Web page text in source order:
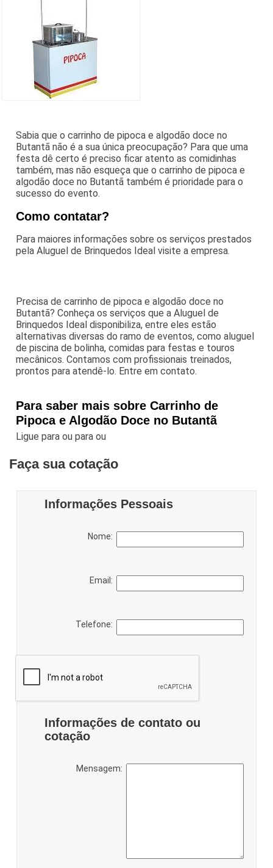
Sabia que o carrinho de pipoca e algodão doce no
Butantã não é a sua única preocupação? Para que uma
festa dê certo é preciso ficar atento as comidinhas
também, mas não esqueça que o carrinho de pipoca e
algodão doce no Butantã também é prioridade para o
sucesso do evento.
Como contatar?
Para maiores informações sobre os serviços prestados
pela Aluguel de Brinquedos Ideal visite a empresa.
Precisa de carrinho de pipoca e algodão doce no
Butantã? Conheça os serviços que a Aluguel de
Brinquedos Ideal disponibiliza, entre eles estão
alternativas diversas do ramo de eventos, como aluguel
de piscina de bolinha, comidas para festas e touros
mecânicos. Contamos com profissionais treinados,
prontos para atendê-lo. Entre em contato.
Para saber mais sobre Carrinho de
Pipoca e Algodão Doce no Butantã
Ligue paraou paraou
Faça sua cotação
Informações Pessoais
Nome:
Email:
Telefone:
Informações de contato ou
cotação
Mensagem: